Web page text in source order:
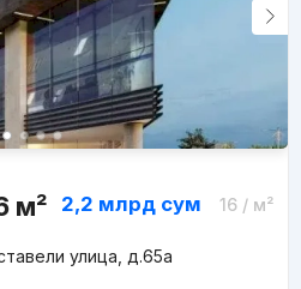
м² 2,2 млрд сум 16/ м²
улица, д.65a